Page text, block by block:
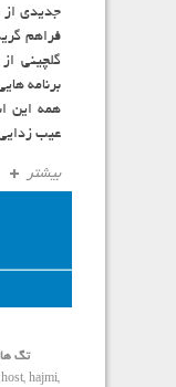
جدیدی از
فراهم
گلچینی
برنامه
همه این
عیب
بیشتر
تگ
, hajmi,